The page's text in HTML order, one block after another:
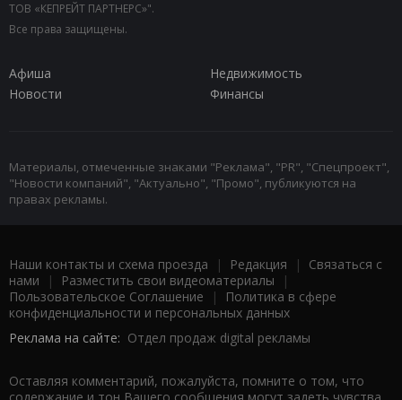
ТОВ «КЕПРЕЙТ ПАРТНЕРС»".
Все права защищены.
Афиша
Недвижимость
Новости
Финансы
Материалы, отмеченные знаками "Реклама", "PR", "Спецпроект",
"Новости компаний", "Актуально", "Промо", публикуются на
правах рекламы.
Наши контакты и схема проезда | Редакция | Связаться с
нами | Разместить свои видеоматериалы |
Пользовательское Соглашение |
Политика в сфере
конфиденциальности и персональных данных
Реклама на сайте: Отдел продаж digital рекламы
Оставляя комментарий, пожалуйста, помните о том, что